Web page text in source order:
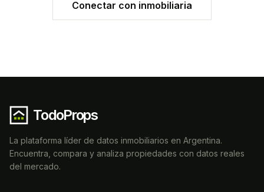
Conectar con inmobiliaria
TodoProps
La plataforma líder de datos inmobiliarios en Argentina.
Encuentra, compara y analiza propiedades con datos reales
del mercado.